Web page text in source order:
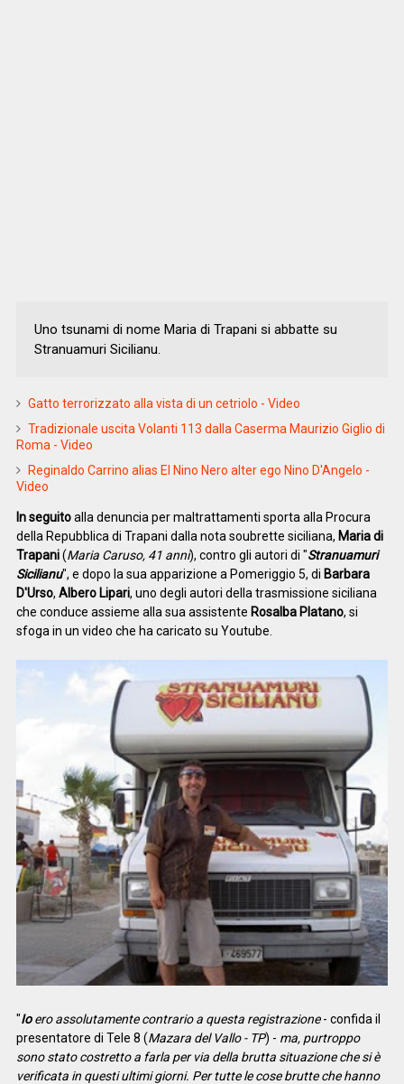
Uno tsunami di nome Maria di Trapani si abbatte su
Stranuamuri Sicilianu.
Gatto terrorizzato alla vista di un cetriolo - Video
Tradizionale uscita Volanti 113 dalla Caserma Maurizio Giglio di
Roma - Video
Reginaldo Carrino alias El Nino Nero alter ego Nino D'Angelo -
Video
In seguitoalla denuncia per maltrattamenti sporta alla Procura
della Repubblica di Trapani dalla nota soubrette siciliana, Maria di
Trapani(Maria Caruso, 41 anni), contro gli autori di "Stranuamuri
Sicilianu", e dopo la sua apparizione a Pomeriggio 5, di Barbara
D'Urso, Albero Lipari, uno degli autori della trasmissione siciliana
che conduce assieme alla sua assistente Rosalba Platano, si
sfoga in un video che ha caricato su Youtube.
"Ioero assolutamente contrario a questa registrazione- confida il
presentatore di Tele 8 (Mazara del Vallo - TP) - ma, purtroppo
sono stato costretto a farla per via della brutta situazione che si è
verificata in questi ultimi giorni. Per tutte le cose brutte che hanno